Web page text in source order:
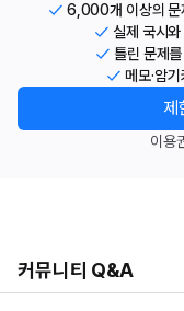
6,000개 이상의 문
실제 국시
틀린 문제
메모·암
제
이용
커뮤니티 Q&A